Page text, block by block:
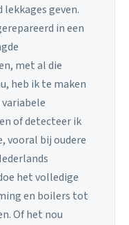
geven.
in een
met al die
heb ik te maken
of detecteer ik
vooral bij oudere
het volledige
en boilers tot
Of het nou